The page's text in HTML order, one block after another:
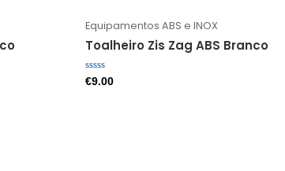
Equipamentos ABS e INOX
Toalheiro Zis Zag ABS Branco
Avaliação
€9.00